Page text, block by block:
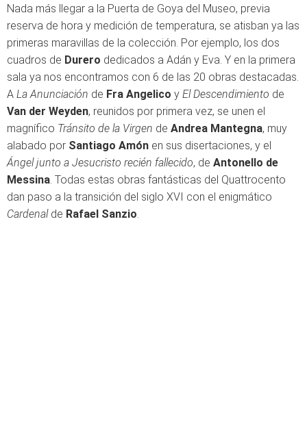
Nada más llegar a la Puerta de Goya del Museo, previa
reserva de hora y medición de temperatura, se atisban ya las
primeras maravillas de la colección. Por ejemplo, los dos
cuadros de Durero dedicados a Adán y Eva. Y en la primera
sala ya nos encontramos con 6 de las 20 obras destacadas.
A La Anunciación de Fra Angelico y El Descendimiento de
Van der Weyden, reunidos por primera vez, se unen el
magnífico Tránsito de la Virgen de Andrea Mantegna, muy
alabado por Santiago Amón en sus disertaciones, y el
Ángel junto a Jesucristo recién fallecido, de Antonello de
Messina. Todas estas obras fantásticas del Quattrocento
dan paso a la transición del siglo XVI con el enigmático
Cardenalde Rafael Sanzio.